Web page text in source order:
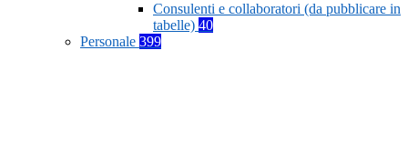
Consulenti e collaboratori (da pubblicare in
tabelle) 40
Personale 399